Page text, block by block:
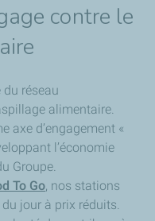
contre le
réseau
alimentaire.
axe d’engagement «
l’économie
Groupe.
To Go, nos stations
jour à prix réduits.